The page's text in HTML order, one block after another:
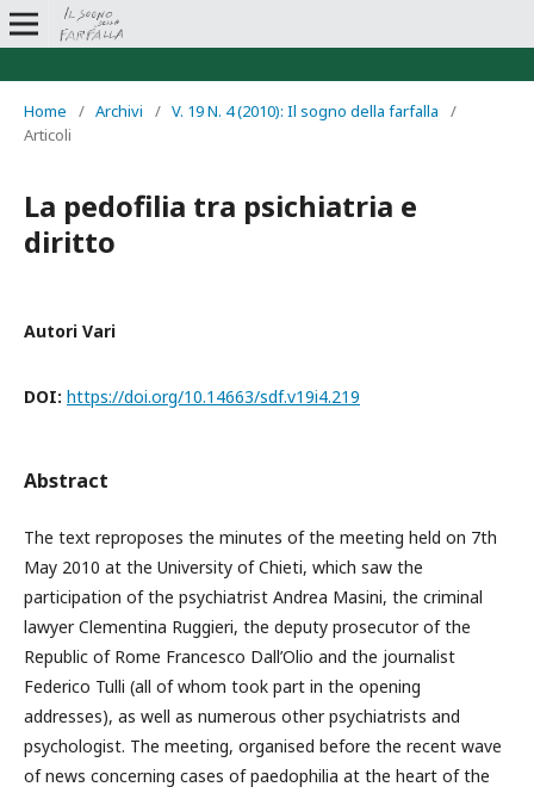
Home / Archivi / V. 19 N. 4 (2010): Il sogno della farfalla
/
Articoli
La pedofilia tra psichiatria e
diritto
Autori Vari
DOI: https://doi.org/10.14663/sdf.v19i4.219
Abstract
The text reproposes the minutes of the meeting held on 7th
May 2010 at the University of Chieti, which saw the
participation of the psychiatrist Andrea Masini, the criminal
lawyer Clementina Ruggieri, the deputy prosecutor of the
Republic of Rome Francesco Dall’Olio and the journalist
Federico Tulli (all of whom took part in the opening
addresses), as well as numerous other psychiatrists and
psychologist. The meeting, organised before the recent wave
of news concerning cases of paedophilia at the heart of the